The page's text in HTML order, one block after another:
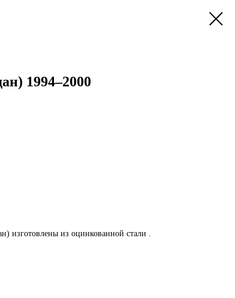
1994–2000
изготовлены из оцинкованной стали .